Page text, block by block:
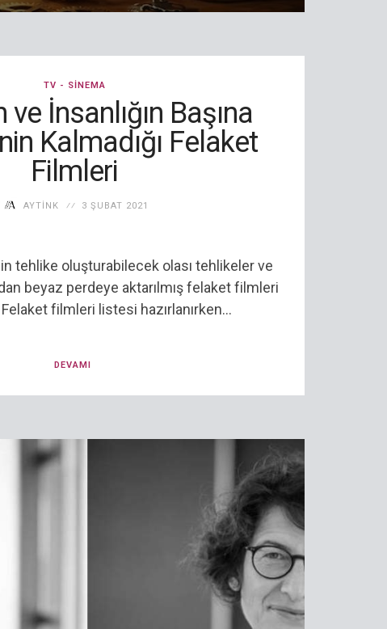
TV - SINEMA
ve İnsanlığın Başına
Kalmadığı Felaket
Filmleri
AYTINK 3 ŞUBAT 2021
tehlike oluşturabilecek olası tehlikeler ve
beyaz perdeye aktarılmış felaket filmleri
filmleri listesi hazırlanırken...
DEVAMI